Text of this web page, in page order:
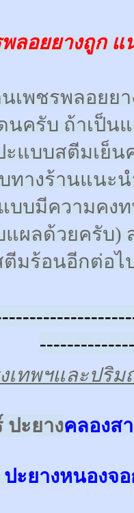
พลอยยางถูก
เพชรพลอยย
นครับ ถ้าเป็น
แบบสตีมเย็
ทางร้านแนะ
บบมีความคง
ผลด้วยครับ)
มร้อนอีกต่อไ
เทพฯและปริ
ปะยางคลองส
ะยางหนองจ